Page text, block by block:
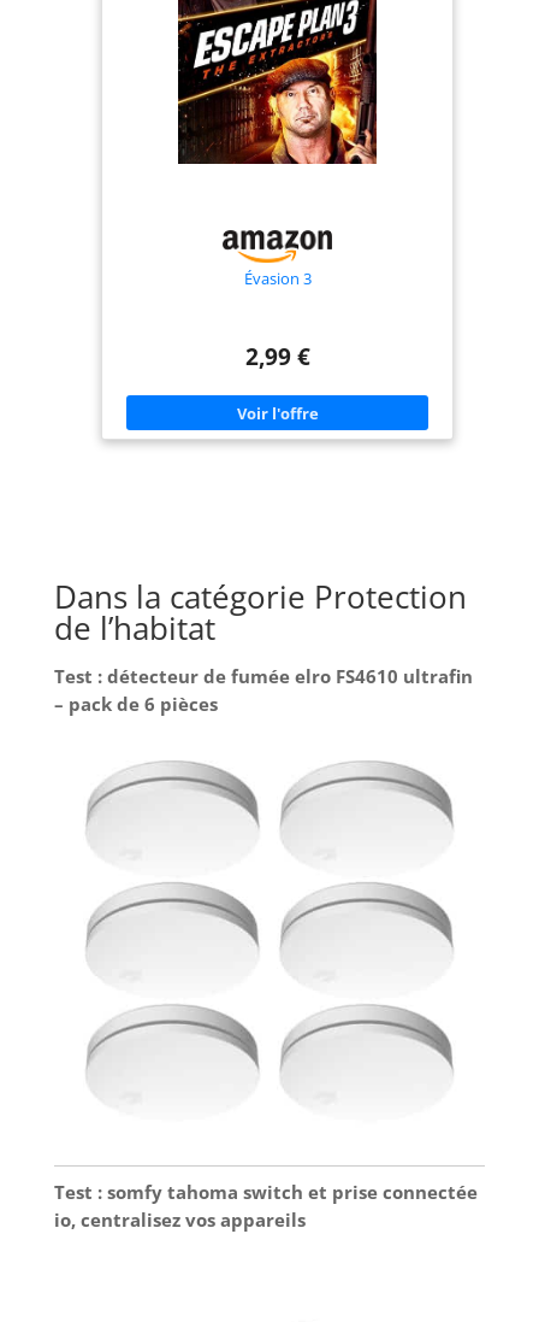
séparément) maintient votre alarme
active même en cas de coupure
internet ou de sabotage de votre
box. WiFi 2,4 GHz natif. Garantie 2
ans. Aucun abonnement imposé.
Évasion 3
2,99 €
Dans la catégorie Protection
de l’habitat
Test : détecteur de fumée elro FS4610 ultrafin
– pack de 6 pièces
Test : somfy tahoma switch et prise connectée
io, centralisez vos appareils